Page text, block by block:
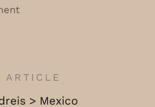
on
Uganda
ARTICLE
> Mexico